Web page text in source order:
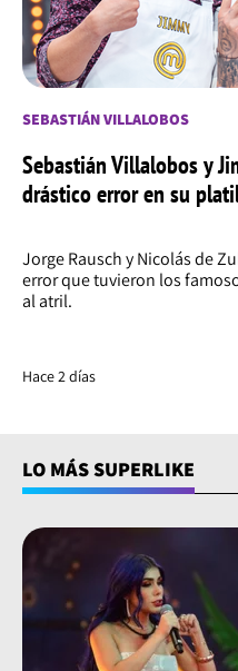
SEBASTIÁN VILLALOBOS
Sebastián Villalobos y
drástico error en su
Jorge Rausch y Nicolás de
error que tuvieron los
al atril.
Hace 2 días
LO MÁS SUPERLIKE